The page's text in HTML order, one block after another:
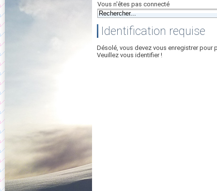
Vous n'êtes pas connecté
Identification requise
Désolé, vous devez vous enregistrer pour
Veuillez vous identifier !